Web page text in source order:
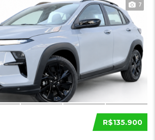
7
R$135.900